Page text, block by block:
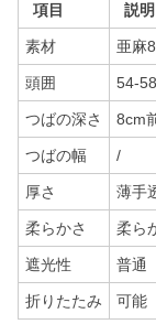
項目 説明
素材 亜麻
頭囲 54-
つばの深さ 8cm
つばの幅 /
厚さ 薄手
柔らかさ 柔ら
遮光性 普通
折りたたみ 可能